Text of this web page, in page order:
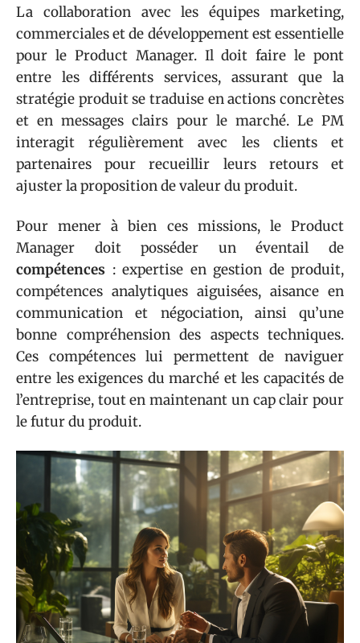
La collaboration avec les équipes marketing,
commerciales et de développement est essentielle
pour le Product Manager. Il doit faire le pont
entre les différents services, assurant que la
stratégie produit se traduise en actions concrètes
et en messages clairs pour le marché. Le PM
interagit régulièrement avec les clients et
partenaires pour recueillir leurs retours et
ajuster la proposition de valeur du produit.
Pour mener à bien ces missions, le Product
Manager doit posséder un éventail de
compétences : expertise en gestion de produit,
compétences analytiques aiguisées, aisance en
communication et négociation, ainsi qu’une
bonne compréhension des aspects techniques.
Ces compétences lui permettent de naviguer
entre les exigences du marché et les capacités de
l’entreprise, tout en maintenant un cap clair pour
le futur du produit.